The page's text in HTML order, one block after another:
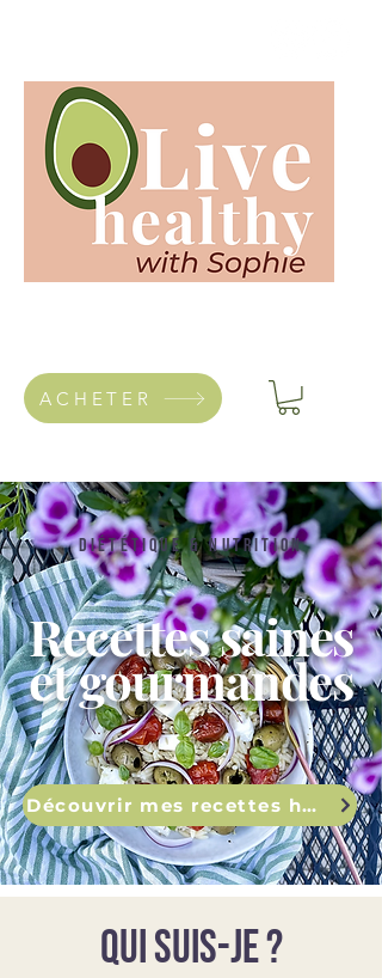
ACHETER
DIététique & nutrition
Recettes saines
et gourmandes
Découvrir mes recettes healthy
qui suis-je ?